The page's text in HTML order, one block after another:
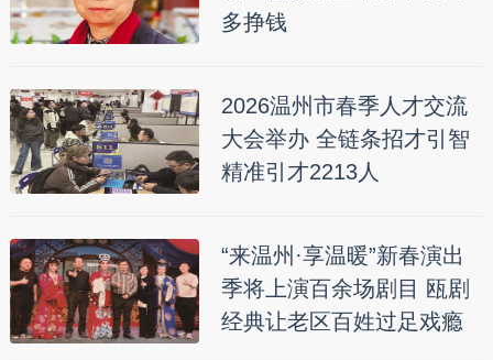
多挣钱
2026温州市春季人才交流
大会举办 全链条招才引智
精准引才2213人
“来温州·享温暖”新春演出
季将上演百余场剧目 瓯剧
经典让老区百姓过足戏瘾